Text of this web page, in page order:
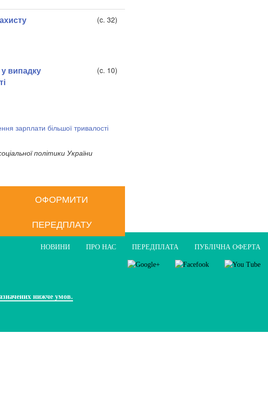
(c. 32)
випадку
(c. 10)
зарплати більшої тривалості
політики України
ОФОРМИТИ
ПЕРЕДПЛАТУ
НОВИНИ ПРО НАС ПЕРЕДПЛАТА ПУБЛIЧНА ОФЕРТА
нижче умов.